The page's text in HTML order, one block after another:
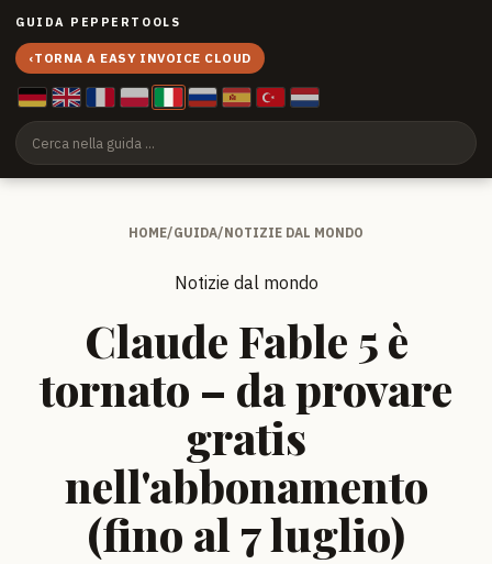
GUIDA PEPPERTOOLS
‹TORNA A EASY INVOICE CLOUD
HOME/GUIDA/NOTIZIE DAL MONDO
Notizie dal mondo
Claude Fable 5 è
tornato – da provare
gratis
nell'abbonamento
(fino al 7 luglio)